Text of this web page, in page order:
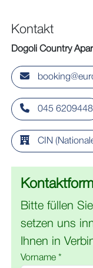
Kontakt
Dogoli Country
045 6209448
CIN
Bitte füllen
setzen uns
Ihnen in
Vorname *